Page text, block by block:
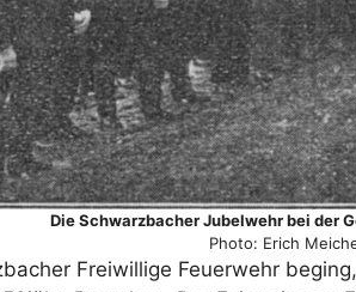
Die Schwarzbacher Jubelwehr bei der
Photo: Erich
Freiwillige Feuerwehr